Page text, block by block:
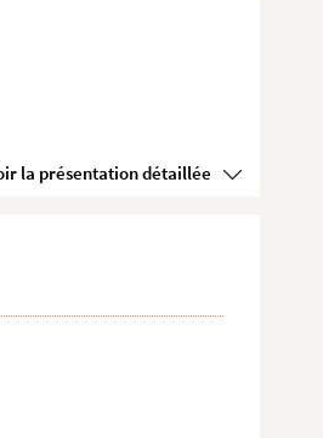
Voir la présentation détaillée